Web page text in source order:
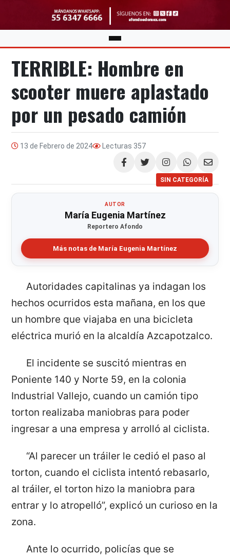
TERRIBLE: Hombre en
scooter muere aplastado
por un pesado camión
13 de Febrero de 2024 Lecturas 357
Compartir
SIN CATEGORÍA
AUTOR
María Eugenia Martínez
Reportero Afondo
Más notas de María Eugenia Martínez
Autoridades capitalinas ya indagan los
hechos ocurridos esta mañana, en los que
un hombre que viajaba en una bicicleta
eléctrica murió en la alcaldía Azcapotzalco.
El incidente se suscitó mientras en
Poniente 140 y Norte 59, en la colonia
Industrial Vallejo, cuando un camión tipo
torton realizaba maniobras para poder
ingresar a una empresa y arrolló al ciclista.
“Al parecer un tráiler le cedió el paso al
torton, cuando el ciclista intentó rebasarlo,
al tráiler, el torton hizo la maniobra para
entrar y lo atropelló”, explicó un curioso en la
zona.
Ante lo ocurrido, policías que se